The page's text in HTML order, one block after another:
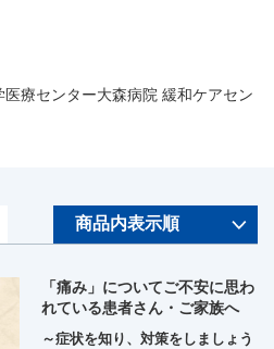
療センター大森病院 緩和ケアセン
「痛み」についてご不安に思わ
れている患者さん・ご家族へ
～症状を知り、対策をしましょう